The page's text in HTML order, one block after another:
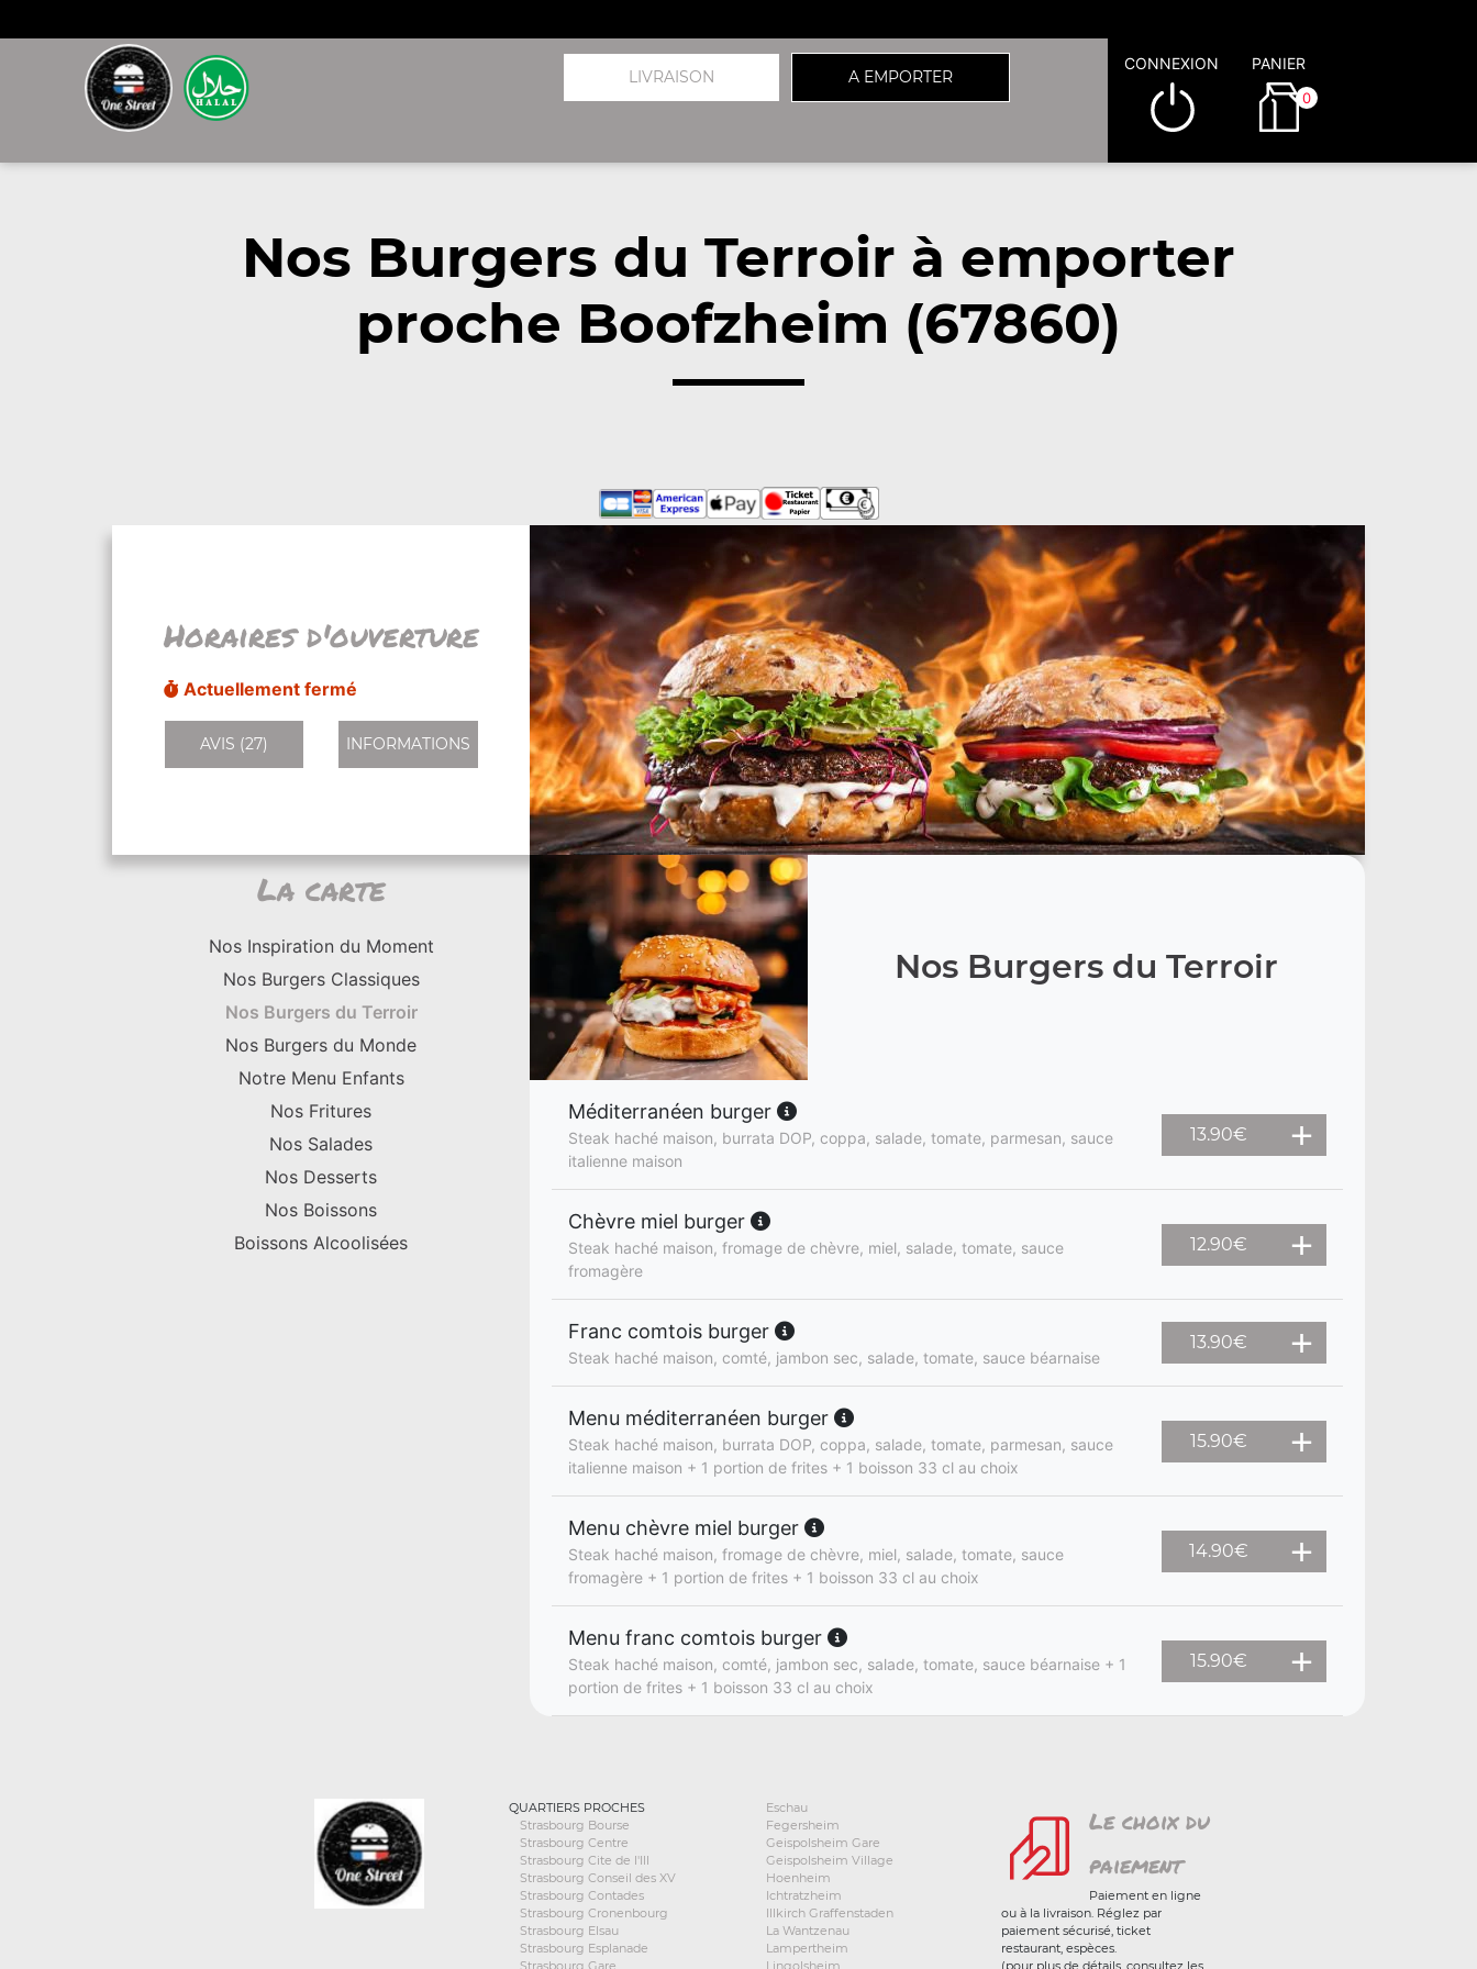
LIVRAISON A EMPORTER
CONNEXION PANIER
0
Nos Burgers du Terroir à emporter
proche Boofzheim (67860)
Horaires d'ouverture
Actuellement fermé
AVIS (27) INFORMATIONS
La carte
Nos Inspiration du Moment
Nos Burgers Classiques
Nos Burgers du Terroir
Nos Burgers du Monde
Notre Menu Enfants
Nos Fritures
Nos Salades
Nos Desserts
Nos Boissons
Boissons Alcoolisées
Nos Burgers du Terroir
Méditerranéen burger
Steak haché maison, burrata DOP, coppa, salade, tomate, parmesan, sauce
italienne maison
13.90€
Chèvre miel burger
Steak haché maison, fromage de chèvre, miel, salade, tomate, sauce
fromagère
12.90€
Franc comtois burger
Steak haché maison, comté, jambon sec, salade, tomate, sauce béarnaise
13.90€
Menu méditerranéen burger
Steak haché maison, burrata DOP, coppa, salade, tomate, parmesan, sauce
italienne maison + 1 portion de frites + 1 boisson 33 cl au choix
15.90€
Menu chèvre miel burger
Steak haché maison, fromage de chèvre, miel, salade, tomate, sauce
fromagère + 1 portion de frites + 1 boisson 33 cl au choix
14.90€
Menu franc comtois burger
Steak haché maison, comté, jambon sec, salade, tomate, sauce béarnaise + 1
portion de frites + 1 boisson 33 cl au choix
15.90€
QUARTIERS PROCHES
Strasbourg Bourse
Strasbourg Centre
Strasbourg Cite de l'Ill
Strasbourg Conseil des XV
Strasbourg Contades
Strasbourg Cronenbourg
Strasbourg Elsau
Strasbourg Esplanade
Strasbourg Gare
Eschau
Fegersheim
Geispolsheim Gare
Geispolsheim Village
Hoenheim
Ichtratzheim
Illkirch Graffenstaden
La Wantzenau
Lampertheim
Lingolsheim
Le choix du
paiement
Paiement en ligne
ou à la livraison. Réglez par
paiement sécurisé, ticket
restaurant, espèces.
(pour plus de détails, consultez les